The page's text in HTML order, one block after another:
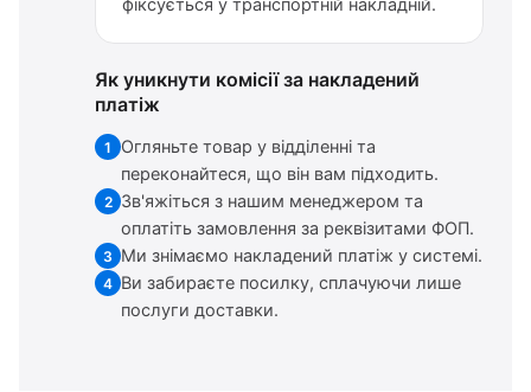
фіксується у транспортній накладній.
Як уникнути комісії за накладений
платіж
1
Огляньте товар у відділенні та
переконайтеся, що він вам підходить.
2 Зв'яжіться з нашим менеджером та
оплатіть замовлення за реквізитами ФОП.
3 Ми знімаємо накладений платіж у системі.
4 Ви забираєте посилку, сплачуючи лише
послуги доставки.